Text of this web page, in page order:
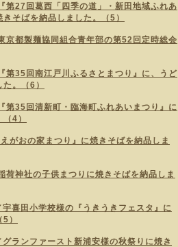
第27回葛西「四季の道」・新田地域ふれあ
そばを納品しました。（5）
京都製麺協同組合青年部の第52回定時総会
第35回南江戸川ふるさとまつり』に、うど
。（6）
35回清新町・臨海町ふれあいまつり』に
4）
がおの家まつり』に焼きそばを納品しま
神社の子供まつりに焼きそばを納品しま
喜田小学校様の『うきうきフェスタ』に
）
ランファースト新浦安様の秋祭りに焼き